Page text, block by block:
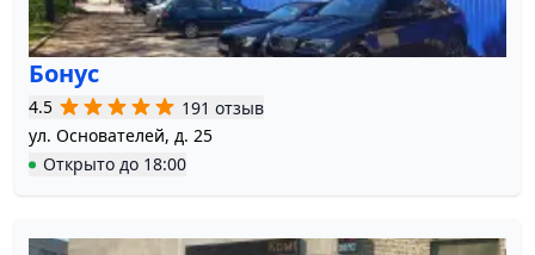
Бонус
4.5
191 отзыв
ул. Основателей, д. 25
Открыто до 18:00